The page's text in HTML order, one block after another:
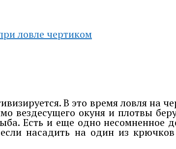
ловле чертиком
В это время ловля на
вездесущего окуня и плотвы
Есть и еще одно несомненное
насадить на один из